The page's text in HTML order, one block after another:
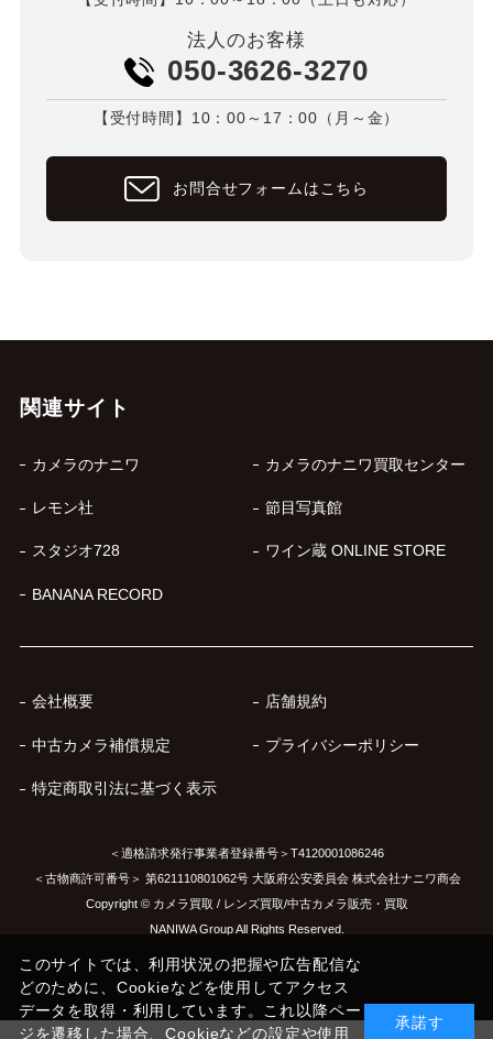
法人のお客様
050-3626-3270
【受付時間】10：00～17：00（月～金）
お問合せフォームはこちら
関連サイト
カメラのナニワ カメラのナニワ買取センター
レモン社 節目写真館
スタジオ728 ワイン蔵 ONLINE STORE
BANANA RECORD
会社概要 店舗規約
中古カメラ補償規定 プライバシーポリシー
特定商取引法に基づく表示
＜適格請求発行事業者登録番号＞T4120001086246
＜古物商許可番号＞ 第621110801062号 大阪府公安委員会 株式会社ナニワ商会
Copyright © カメラ買取 / レンズ買取/中古カメラ販売・買取
NANIWA Group All Rights Reserved.
このサイトでは、利用状況の把握や広告配信な
どのために、Cookieなどを使用してアクセス
データを取得・利用しています。これ以降ペー
ジを遷移した場合、Cookieなどの設定や使用
承諾す